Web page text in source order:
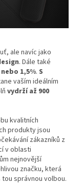
ale navíc jako
. Dále také
nebo 1,5%. S
vaším ideálním
vydrží až 900
kvalitních
produkty jsou
zákazníků z
v oblasti
nejnovější
značku, která
správnou volbou.